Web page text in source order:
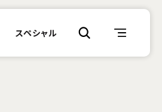
スペシャル